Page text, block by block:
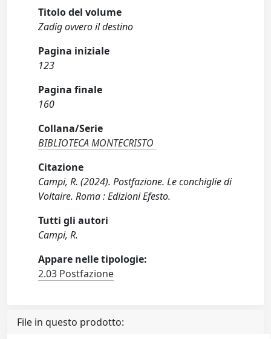
Titolo del volume
Zadig ovvero il destino
Pagina iniziale
123
Pagina finale
160
Collana/Serie
BIBLIOTECA MONTECRISTO
Citazione
Campi, R. (2024). Postfazione. Le conchiglie di
Voltaire. Roma : Edizioni Efesto.
Tutti gli autori
Campi, R.
Appare nelle tipologie:
2.03 Postfazione
File in questo prodotto: